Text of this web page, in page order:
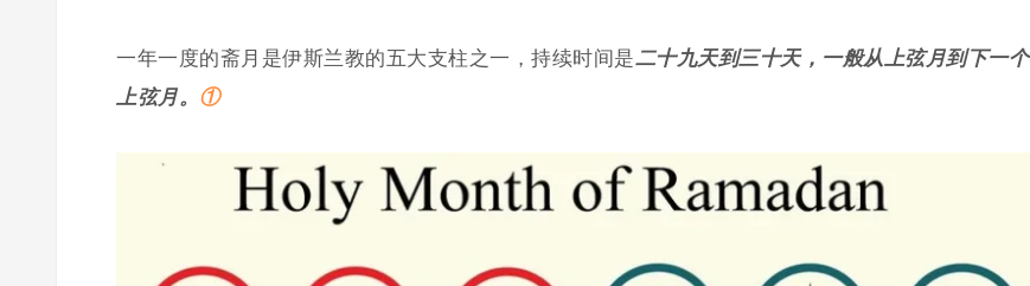
一年一度的斋月是伊斯兰教的五大支柱之一，持续时间是二十九天到三十天，一般从上弦月到下一个
上弦月。 ①